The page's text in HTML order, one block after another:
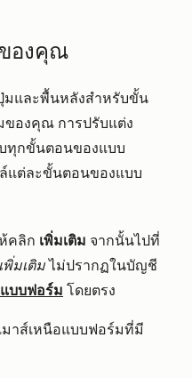
องคุณ
และพื้นหลังสำหรับขั้น
องคุณ การปรับแต่ง
ทุกขั้นตอนของแบบ
แต่ละขั้นตอนของแบบ
คลิก เพิ่มเติม จากนั้นไปที่
เพิ่มเติมไม่ปรากฏในบัญชี
แบบฟอร์ม โดยตรง
มาส์เหนือแบบฟอร์มที่มี